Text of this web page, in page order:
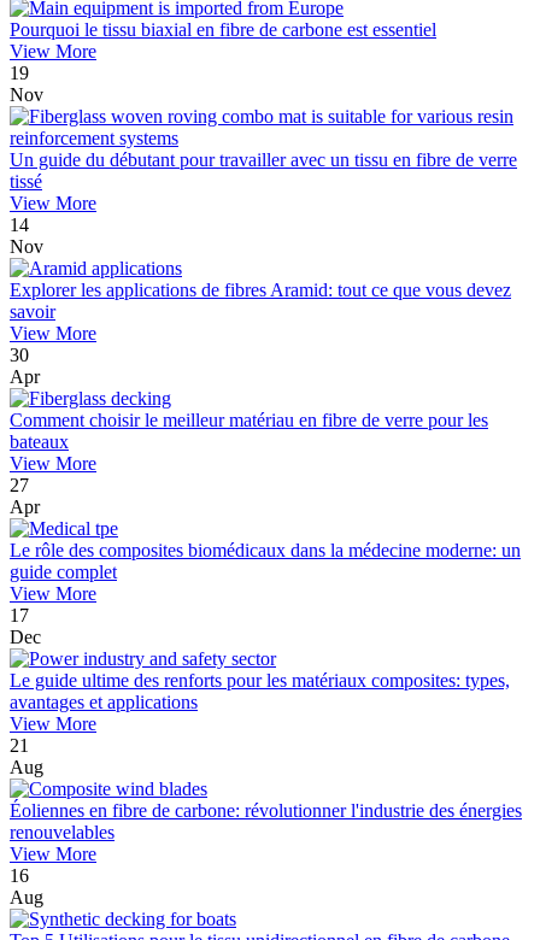
Pourquoi le tissu biaxial en fibre de carbone est essentiel
View More
19
Nov
Un guide du débutant pour travailler avec un tissu en fibre de verre
tissé
View More
14
Nov
Explorer les applications de fibres Aramid: tout ce que vous devez
savoir
View More
30
Apr
Comment choisir le meilleur matériau en fibre de verre pour les
bateaux
View More
27
Apr
Le rôle des composites biomédicaux dans la médecine moderne: un
guide complet
View More
17
Dec
Le guide ultime des renforts pour les matériaux composites: types,
avantages et applications
View More
21
Aug
Éoliennes en fibre de carbone: révolutionner l'industrie des énergies
renouvelables
View More
16
Aug